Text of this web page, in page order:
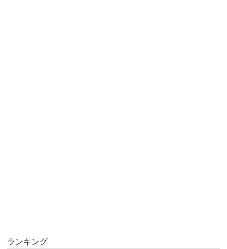
ランキング